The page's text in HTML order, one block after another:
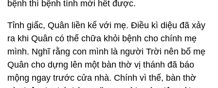
bệnh thì bệnh tình mới hết được.
Tỉnh giấc, Quân liền kể với mẹ. Điều kì diệu đã xảy
ra khi Quân có thể chữa khỏi bệnh cho chính mẹ
mình. Nghĩ rằng con mình là người Trời nên bố mẹ
Quân cho dựng lên một bàn thờ vị thánh đã báo
mộng ngay trước cửa nhà. Chính vì thế, bàn thờ